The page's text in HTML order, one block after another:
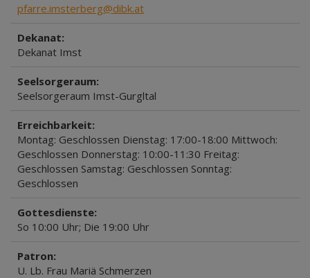
pfarre.imsterberg@dibk.at
Dekanat:
Dekanat Imst
Seelsorgeraum:
Seelsorgeraum Imst-Gurgltal
Erreichbarkeit:
Montag: Geschlossen Dienstag: 17:00-18:00 Mittwoch:
Geschlossen Donnerstag: 10:00-11:30 Freitag:
Geschlossen Samstag: Geschlossen Sonntag:
Geschlossen
Gottesdienste:
So 10:00 Uhr; Die 19:00 Uhr
Patron:
U. Lb. Frau Mariä Schmerzen